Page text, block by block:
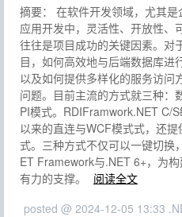
摘要： 在软件开发领域，尤其是
应用开发中，灵活性、开放性、
往往是项目成功的关键因素。对
目，如何高效地与后端数据库进
以及如何提供多样化的服务访问
问题。目前主流的方式就三种：
PI模式。RDIFramwork.NET C/
以来的直连与WCF模式式，还
式。三种方式不仅可以一键切换
ET Framework与.NET 6+，为
有力的支撑。
阅读全文
posted @ 2024-12-05 13:33